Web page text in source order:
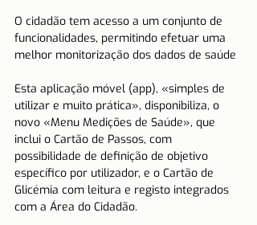
O cidadão tem acesso a um conjunto de
funcionalidades, permitindo efetuar uma
melhor monitorização dos dados de saúde
Esta aplicação móvel (app), «simples de
utilizar e muito prática», disponibiliza, o
novo «Menu Medições de Saúde», que
inclui o Cartão de Passos, com
possibilidade de definição de objetivo
específico por utilizador, e o Cartão de
Glicémia com leitura e registo integrados
com a Área do Cidadão.